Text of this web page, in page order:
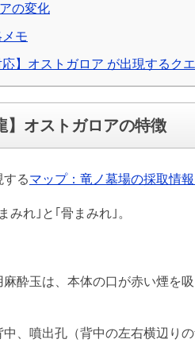
の変化
モ
応】オストガロア が出現するク
】オストガロアの特徴
するマップ：竜ノ墓場の採取情
みれ｣と｢骨まみれ｣。
酔玉は、本体の口が赤い煙を
、噴出孔（背中の左右横辺り